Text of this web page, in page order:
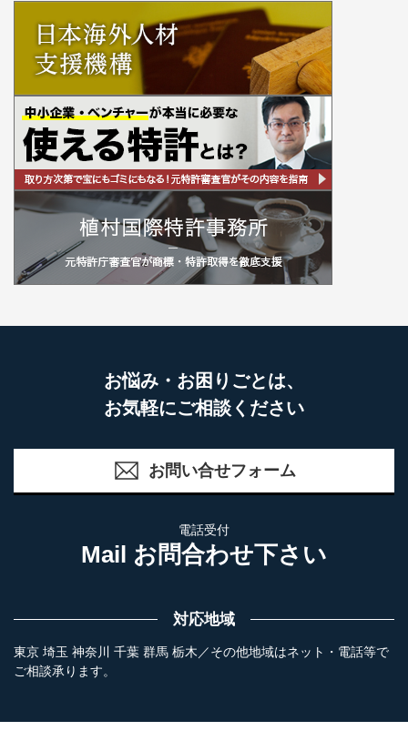
お悩み・お困りごとは、
お気軽にご相談ください
お問い合せフォーム
電話受付
Mail お問合わせ下さい
対応地域
東京 埼玉 神奈川 千葉 群馬 栃木／その他地域はネット・電話等で
ご相談承ります。